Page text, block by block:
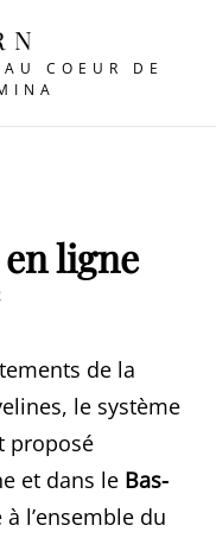
COEUR DE
ligne
de la
le système
proposé
et dans le Bas-
l’ensemble du